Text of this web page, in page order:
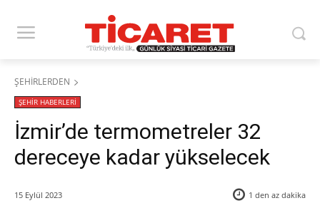
ŞEHİRLERDEN
ŞEHİR HABERLERİ
İzmir’de termometreler 32
dereceye kadar yükselecek
15 Eylül 2023 1 den az dakika